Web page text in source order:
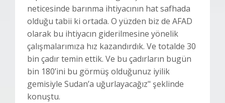
neticesinde barınma ihtiyacının hat safhada
olduğu tabii ki ortada. O yüzden biz de AFAD
olarak bu ihtiyacın giderilmesine yönelik
çalışmalarımıza hız kazandırdık. Ve totalde 30
bin çadır temin ettik. Ve bu çadırların bugün
bin 180’ini bu görmüş olduğunuz iyilik
gemisiyle Sudan’a uğurlayacağız" şeklinde
konuştu.